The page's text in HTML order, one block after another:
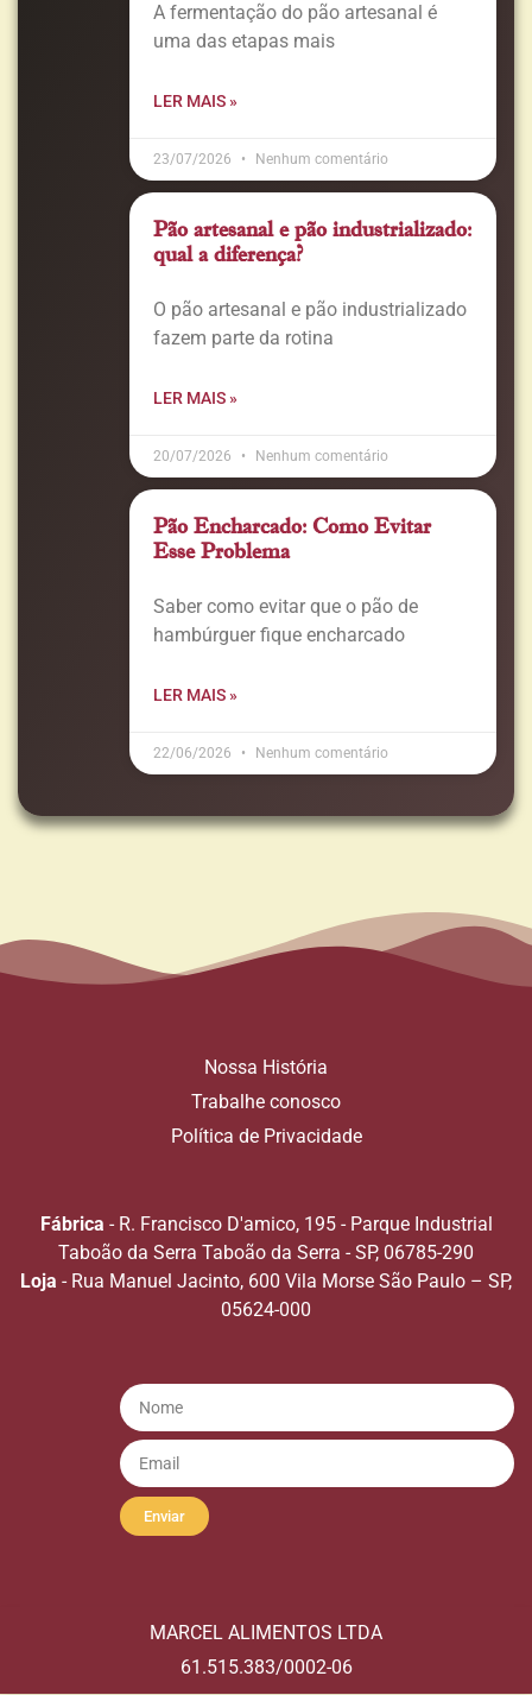
A fermentação do pão artesanal é
uma das etapas mais
LER MAIS »
23/07/2026 Nenhum comentário
Pão artesanal e pão industrializado:
qual a diferença?
O pão artesanal e pão industrializado
fazem parte da rotina
LER MAIS »
20/07/2026 Nenhum comentário
Pão Encharcado: Como Evitar
Esse Problema
Saber como evitar que o pão de
hambúrguer fique encharcado
LER MAIS »
22/06/2026 Nenhum comentário
Nossa História
Trabalhe conosco
Política de Privacidade
Fábrica - R. Francisco D'amico, 195 - Parque Industrial
Taboão da Serra Taboão da Serra - SP, 06785-290
Loja - Rua Manuel Jacinto, 600 Vila Morse São Paulo – SP,
05624-000
Enviar
MARCEL ALIMENTOS LTDA
61.515.383/0002-06